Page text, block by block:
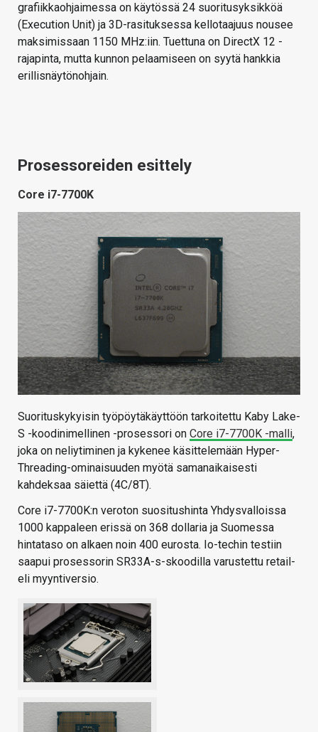
grafiikkaohjaimessa on käytössä 24 suoritusyksikköä
(Execution Unit) ja 3D-rasituksessa kellotaajuus nousee
maksimissaan 1150 MHz:iin. Tuettuna on DirectX 12 -
rajapinta, mutta kunnon pelaamiseen on syytä hankkia
erillisnäytönohjain.
Prosessoreiden esittely
Core i7-7700K
Suorituskykyisin työpöytäkäyttöön tarkoitettu Kaby Lake-
S -koodinimellinen -prosessori on Core i7-7700K -malli,
joka on neliytiminen ja kykenee käsittelemään Hyper-
Threading-ominaisuuden myötä samanaikaisesti
kahdeksaa säiettä (4C/8T).
Core i7-7700K:n veroton suositushinta Yhdysvalloissa
1000 kappaleen erissä on 368 dollaria ja Suomessa
hintataso on alkaen noin 400 eurosta. Io-techin testiin
saapui prosessorin SR33A-s-skoodilla varustettu retail-
eli myyntiversio.